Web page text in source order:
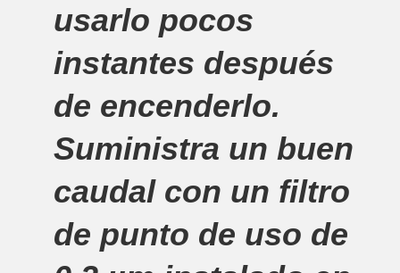
usarlo pocos
instantes después
de encenderlo.
Suministra un buen
caudal con un filtro
de punto de uso de